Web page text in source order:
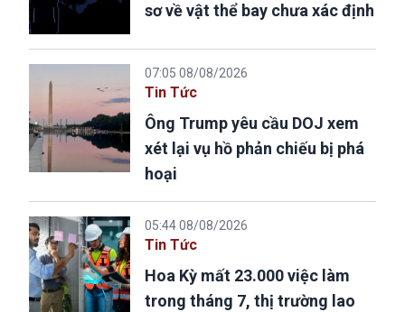
sơ về vật thể bay chưa xác định
07:05 08/08/2026
Tin Tức
Ông Trump yêu cầu DOJ xem
xét lại vụ hồ phản chiếu bị phá
hoại
05:44 08/08/2026
Tin Tức
Hoa Kỳ mất 23.000 việc làm
trong tháng 7, thị trường lao